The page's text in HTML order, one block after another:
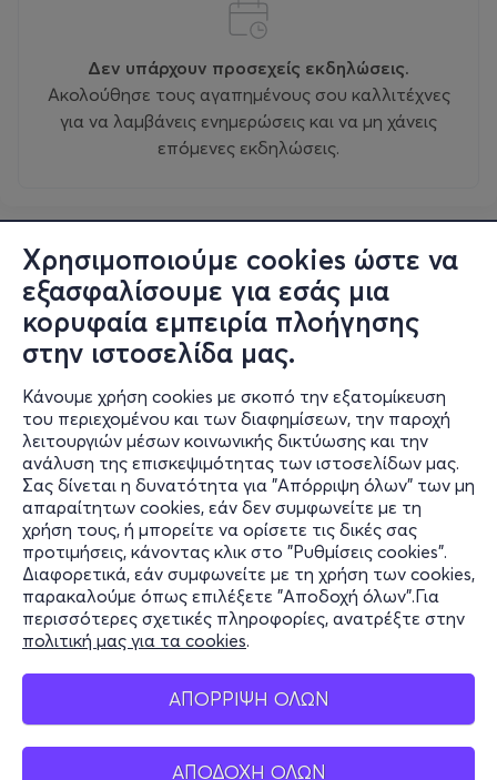
Χρησιμοποιούμε cookies ώστε να
εξασφαλίσουμε για εσάς μια
κορυφαία εμπειρία πλοήγησης
στην ιστοσελίδα μας.
Κάνουμε χρήση cookies με σκοπό την εξατομίκευση
του περιεχομένου και των διαφημίσεων, την παροχή
λειτουργιών μέσων κοινωνικής δικτύωσης και την
ανάλυση της επισκεψιμότητας των ιστοσελίδων μας.
Σας δίνεται η δυνατότητα για "Απόρριψη όλων" των μη
απαραίτητων cookies, εάν δεν συμφωνείτε με τη
χρήση τους, ή μπορείτε να ορίσετε τις δικές σας
προτιμήσεις, κάνοντας κλικ στο "Ρυθμίσεις cookies".
Διαφορετικά, εάν συμφωνείτε με τη χρήση των cookies,
παρακαλούμε όπως επιλέξετε "Αποδοχή όλων".Για
περισσότερες σχετικές πληροφορίες, ανατρέξτε στην
πολιτική μας για τα cookies.
ΑΠΟΡΡΙΨΗ ΟΛΩΝ
ΑΠΟΔΟΧΗ ΟΛΩΝ
Δεν υπάρχουν προσεχείς εκδηλώσεις.
Ακολούθησε τους αγαπημένους σου καλλιτέχνες
για να λαμβάνεις ενημερώσεις και να μη χάνεις
επόμενες εκδηλώσεις.
Πληροφορίες
Υποστήριξη
Stay Connected
Mobile app